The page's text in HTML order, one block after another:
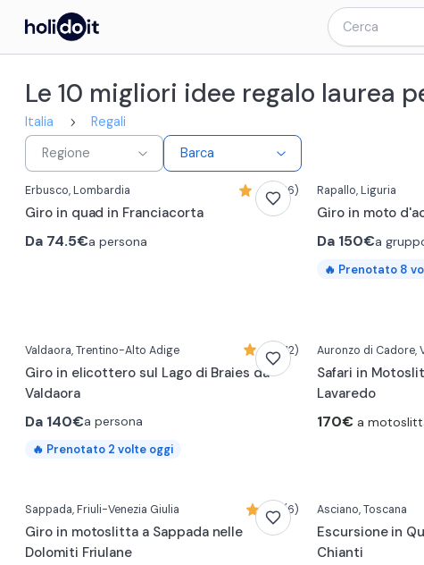
Le 10 migliori idee regalo laurea
Italia
Regali
Regione
Barca
0:17
Erbusco, Lombardia 4,9 (56)
Giro in quad in Franciacorta
Da 74.5€a persona
Rapallo, Liguria
Giro in moto
Da 150€a
🔥 Prenotato 8
Valdaora, Trentino-Alto Adige 4,8 (12)
Giro in elicottero sul Lago di Braies da
Valdaora
Da 140€a persona
🔥 Prenotato 2 volte oggi
Auronzo di Cadore,
Safari in
Lavaredo
170€ a
Sappada, Friuli-Venezia Giulia 4,8 (6)
Giro in motoslitta a Sappada nelle
Dolomiti Friulane
Asciano, Toscana
Escursione in
Chianti